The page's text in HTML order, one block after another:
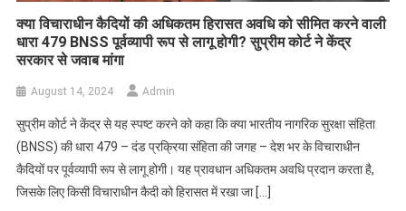
क्या विचाराधीन कैदियों की अधिकतम हिरासत अवधि को सीमित करने वाली
धारा 479 BNSS पूर्वव्यापी रूप से लागू होगी? सुप्रीम कोर्ट ने केंद्र
सरकार से जवाब मांगा
August 14, 2024 Admin
सुप्रीम कोर्ट ने केंद्र से यह स्पष्ट करने को कहा कि क्या भारतीय नागरिक सुरक्षा संहिता
(BNSS) की धारा 479 – दंड प्रक्रिया संहिता की जगह – देश भर के विचाराधीन
कैदियों पर पूर्वव्यापी रूप से लागू होगी। यह प्रावधान अधिकतम अवधि प्रदान करता है,
जिसके लिए किसी विचाराधीन कैदी को हिरासत में रखा जा […]